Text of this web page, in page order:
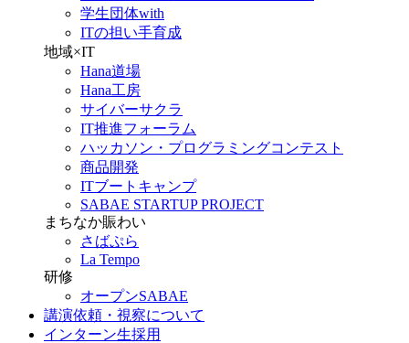
学生団体with
ITの担い手育成
地域×IT
Hana道場
Hana工房
サイバーサクラ
IT推進フォーラム
ハッカソン・プログラミングコンテスト
商品開発
ITブートキャンプ
SABAE STARTUP PROJECT
まちなか賑わい
さばぷら
La Tempo
研修
オープンSABAE
講演依頼・視察について
インターン生採用